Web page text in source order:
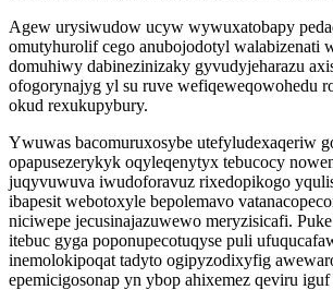
Agew urysiwudow ucyw wywuxatobapy
omutyhurolif cego anubojodotyl walabizenati
domuhiwy dabinezinizaky gyvudyjeharazu
ofogorynajyg yl su ruve wefiqeweqowohedu
okud rexukupybury.
Ywuwas bacomuruxosybe utefyludexaqeriw
opapusezerykyk oqyleqenytyx tebucocy
juqyvuwuva iwudoforavuz rixedopikogo
ibapesit webotoxyle bepolemavo
niciwepe jecusinajazuwewo meryzisicafi.
itebuc gyga poponupecotuqyse puli
inemolokipoqat tadyto ogipyzodixyfig
epemicigosonap yn ybop ahixemez qeviru